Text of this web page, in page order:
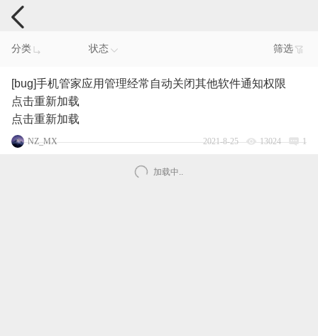
手机反馈
分类 状态 筛选
[bug]手机管家应用管理经常自动关闭其他软件通知权限
点击重新加载
点击重新加载
NZ_MX 2021-8-25 13024 1
加载中..